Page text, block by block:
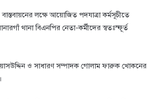
লক্ষে আয়োজিত পদযাত্রা কর্মসূচীতে
থানা বিএনপির নেতা-কর্মীদের স্বতঃস্ফূর্ত
ও সাধারণ সম্পাদক গোলাম ফারুক খোকনের